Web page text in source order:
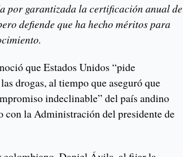
por garantizada la certificación anual de
defiende que ha hecho méritos para
que Estados Unidos “pide
drogas, al tiempo que aseguró que
indeclinable” del país andino
con la Administración del presidente de